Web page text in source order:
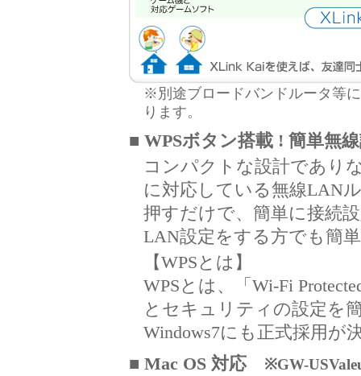
※別途ブロードバンドルータ等
ります。
■ WPSボタン搭載 ! 簡単無
コンパクトな設計であり
に対応している無線LAN
押すだけで、簡単に接続
LAN設定をする方でも簡
【WPSとは】
WPSとは、「Wi-Fi
とセキュリティの設定を
Windows7にも正式採用が
■ Mac OS 対応
※GW-